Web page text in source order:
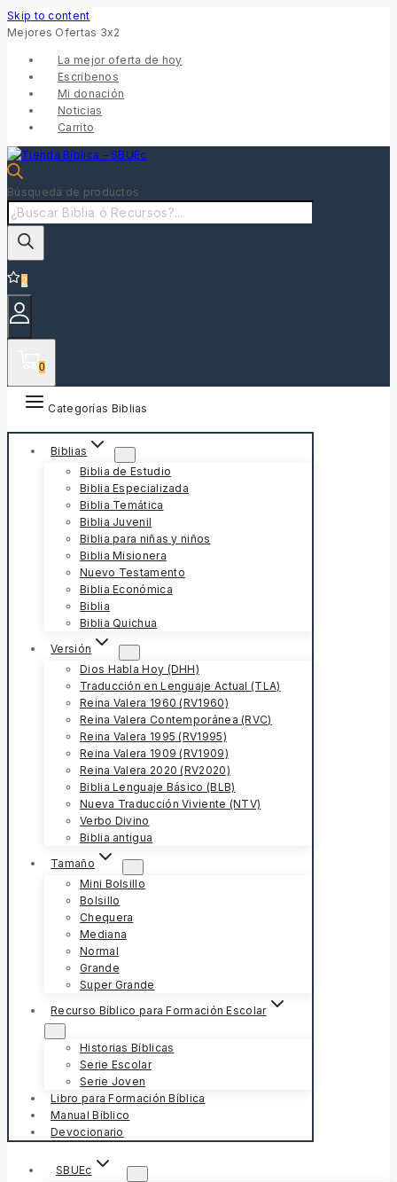
Skip to content
Mejores Ofertas 3x2
La mejor oferta de hoy
Escríbenos
Mi donación
Noticias
Carrito
Búsqueda de productos
2
0
Categorías Biblias
Biblias
Biblia de Estudio
Biblia Especializada
Biblia Temática
Biblia Juvenil
Biblia para niñas y niños
Biblia Misionera
Nuevo Testamento
Biblia Económica
Biblia
Biblia Quichua
Versión
Dios Habla Hoy (DHH)
Traducción en Lenguaje Actual (TLA)
Reina Valera 1960 (RV1960)
Reina Valera Contemporánea (RVC)
Reina Valera 1995 (RV1995)
Reina Valera 1909 (RV1909)
Reina Valera 2020 (RV2020)
Biblia Lenguaje Básico (BLB)
Nueva Traducción Viviente (NTV)
Verbo Divino
Biblia antigua
Tamaño
Mini Bolsillo
Bolsillo
Chequera
Mediana
Normal
Grande
Super Grande
Recurso Bíblico para Formación Escolar
Historias Bíblicas
Serie Escolar
Serie Joven
Libro para Formación Bíblica
Manual Bíblico
Devocionario
SBUEc